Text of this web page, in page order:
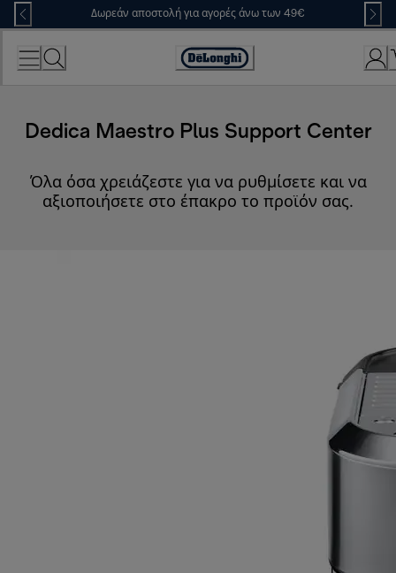
Skip
to
Content
Δωρεάν αποστολή για αγορές άνω των 49€
Accessibility
Dedica Maestro Plus Support Center
Όλα όσα χρειάζεστε για να ρυθμίσετε και να
αξιοποιήσετε στο έπακρο το προϊόν σας.